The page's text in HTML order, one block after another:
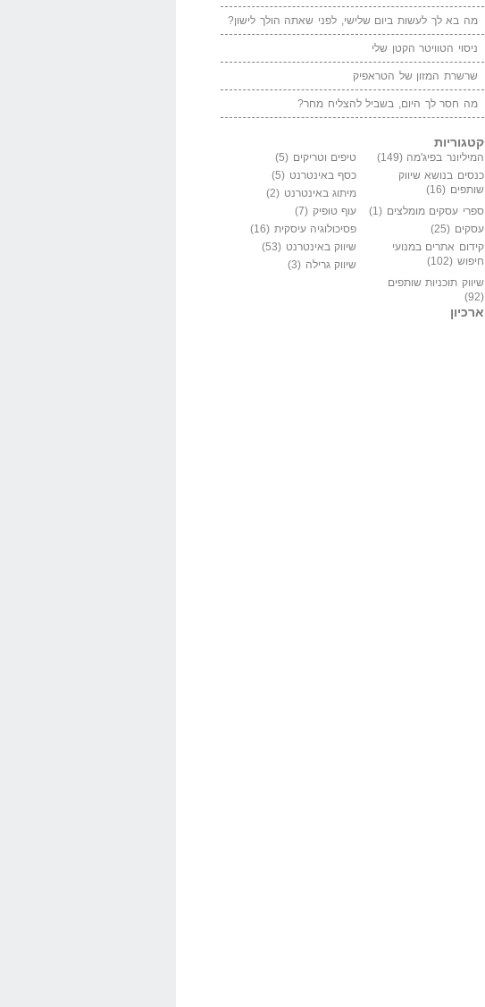
מה בא לך לעשות ביום שלישי, לפני שאתה הולך לישון?
ניסוי הטוויטר הקטן שלי
שרשרת המזון של הטראפיק
מה חסר לך היום, בשביל להצליח מחר?
קטגוריות
המיליונר בפיג'מה (149) טיפים וטריקים (5)
כנסים בנושא שיווק
שותפים (16)
כסף באינטרנט (5)
מיתוג באינטרנט (2)
ספרי עסקים מומלצים (1) עוף טופיק (7)
עסקים (25) פסיכולוגיה עיסקית (16)
קידום אתרים במנועי
חיפוש (102)
שיווק באינטרנט (53)
שיווק גרילה (3)
שיווק תוכניות שותפים
(92)
ארכיון